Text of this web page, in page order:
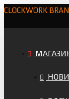
CLOCKWORK